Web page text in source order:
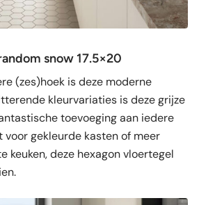
snow 17.5×20
(zes)hoek is deze moderne
kleurvariaties is deze grijze
toevoeging aan iedere
voor gekleurde kasten of meer
keuken, deze hexagon vloertegel